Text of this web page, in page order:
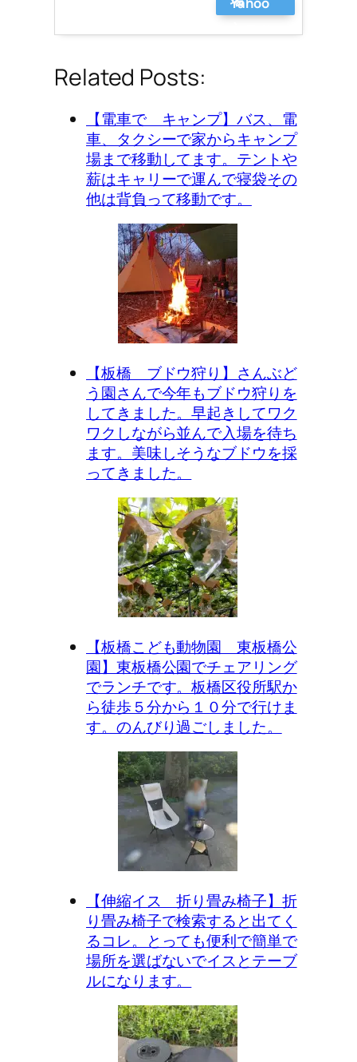
Related Posts:
【電車で キャンプ】バス、電
車、タクシーで家からキャンプ
場まで移動してます。テントや
薪はキャリーで運んで寝袋その
他は背負って移動です。
【板橋 ブドウ狩り】さんぶど
う園さんで今年もブドウ狩りを
してきました。早起きしてワク
ワクしながら並んで入場を待ち
ます。美味しそうなブドウを採
ってきました。
【板橋こども動物園 東板橋公
園】東板橋公園でチェアリング
でランチです。板橋区役所駅か
ら徒歩５分から１０分で行けま
す。のんびり過ごしました。
【伸縮イス 折り畳み椅子】折
り畳み椅子で検索すると出てく
るコレ。とっても便利で簡単で
場所を選ばないでイスとテーブ
ルになります。